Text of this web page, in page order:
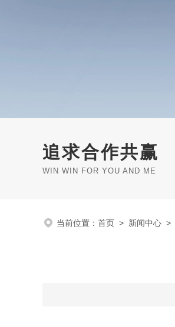
追求合作共赢
WIN WIN FOR YOU AND ME
当前位置： 首页 > 新闻中心 >